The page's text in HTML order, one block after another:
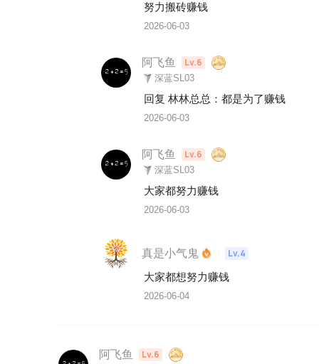
努力搬砖赚钱
2026-06-03
阿飞鱼 Lv.6
深蓝SL03
回复 林林总总 ： 都是为了赚钱
2026-06-03
阿飞鱼 Lv.6
深蓝SL03
大家都努力赚钱
2026-06-03
真是小气鬼
Lv.4
大家都想努力赚钱
2026-06-04
阿飞鱼 Lv.6